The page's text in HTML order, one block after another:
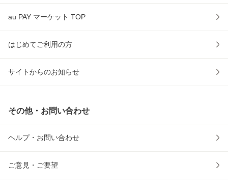
au PAY マーケット TOP
はじめてご利用の方
サイトからのお知らせ
その他・お問い合わせ
ヘルプ・お問い合わせ
ご意見・ご要望